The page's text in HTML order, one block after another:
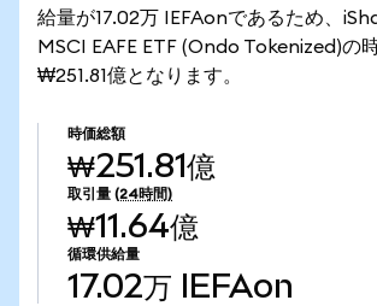
給量が17.02万 IEFAonであるため、
MSCI EAFE ETF (Ondo Tokenized)の
₩251.81億となります。
時価総額
₩251.81億
取引量 (24時間)
₩11.64億
循環供給量
17.02万 IEFAon